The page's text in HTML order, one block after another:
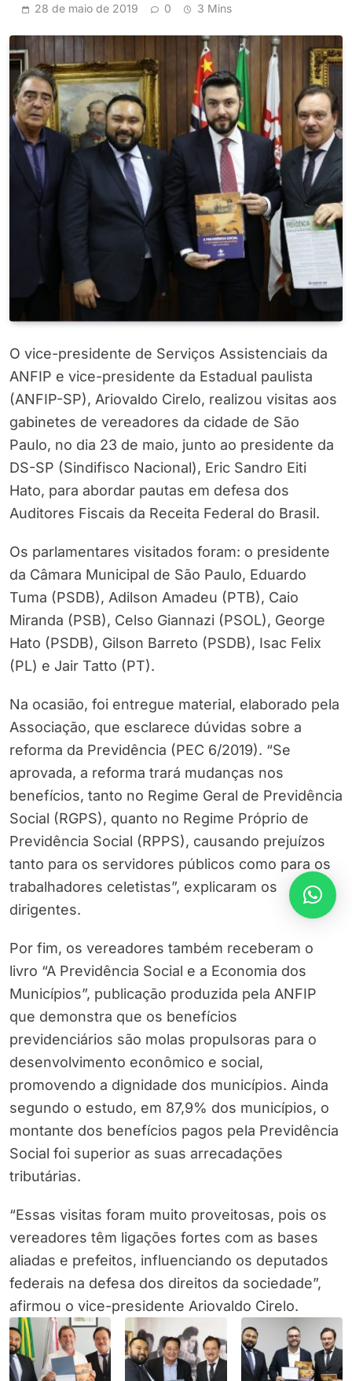
28 de maio de 2019 0 3 Mins
O vice-presidente de Serviços Assistenciais da
ANFIP e vice-presidente da Estadual paulista
(ANFIP-SP), Ariovaldo Cirelo, realizou visitas aos
gabinetes de vereadores da cidade de São
Paulo, no dia 23 de maio, junto ao presidente da
DS-SP (Sindifisco Nacional), Eric Sandro Eiti
Hato, para abordar pautas em defesa dos
Auditores Fiscais da Receita Federal do Brasil.
Os parlamentares visitados foram: o presidente
da Câmara Municipal de São Paulo, Eduardo
Tuma (PSDB), Adilson Amadeu (PTB), Caio
Miranda (PSB), Celso Giannazi (PSOL), George
Hato (PSDB), Gilson Barreto (PSDB), Isac Felix
(PL) e Jair Tatto (PT).
Na ocasião, foi entregue material, elaborado pela
Associação, que esclarece dúvidas sobre a
reforma da Previdência (PEC 6/2019). “Se
aprovada, a reforma trará mudanças nos
benefícios, tanto no Regime Geral de Previdência
Social (RGPS), quanto no Regime Próprio de
Previdência Social (RPPS), causando prejuízos
tanto para os servidores públicos como para os
trabalhadores celetistas”, explicaram os
dirigentes.
Por fim, os vereadores também receberam o
livro “A Previdência Social e a Economia dos
Municípios”, publicação produzida pela ANFIP
que demonstra que os benefícios
previdenciários são molas propulsoras para o
desenvolvimento econômico e social,
promovendo a dignidade dos municípios. Ainda
segundo o estudo, em 87,9% dos municípios, o
montante dos benefícios pagos pela Previdência
Social foi superior as suas arrecadações
tributárias.
“Essas visitas foram muito proveitosas, pois os
vereadores têm ligações fortes com as bases
aliadas e prefeitos, influenciando os deputados
federais na defesa dos direitos da sociedade”,
afirmou o vice-presidente Ariovaldo Cirelo.